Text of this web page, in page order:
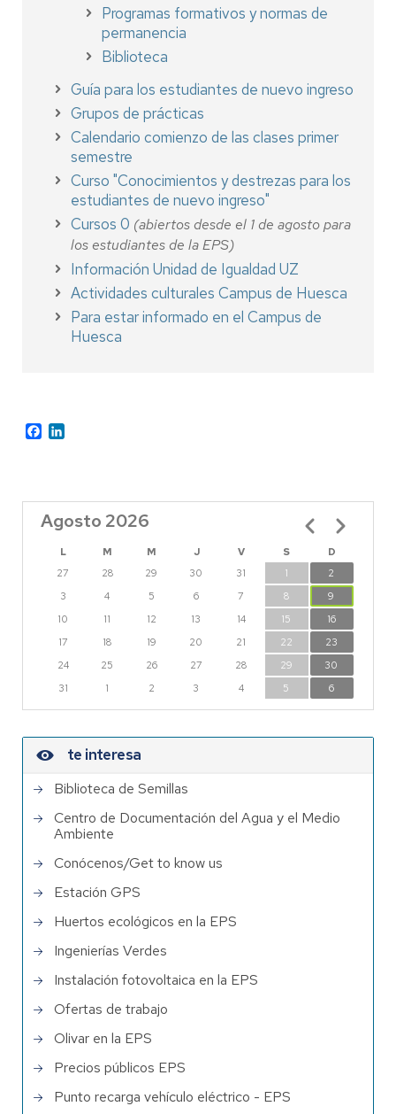
Programas formativos y normas de
permanencia
Biblioteca
Guía para los estudiantes de nuevo ingreso
Grupos de prácticas
Calendario comienzo de las clases primer
semestre
Curso "Conocimientos y destrezas para los
estudiantes de nuevo ingreso"
Cursos 0 (abiertos desde el 1 de agosto para
los estudiantes de la EPS)
Información Unidad de Igualdad UZ
Actividades culturales Campus de Huesca
Para estar informado en el Campus de
Huesca
Facebook
Agosto 2026
L M M J V S
D
27
28 29 30 31 1
2
3
4 5 6 7 8
9
10
11 12 13 14 15
16
17
18 19 20 21 22
23
24
25 26 27 28 29
30
31
1 2 3 4 5 6
Paginación
te interesa
Biblioteca de Semillas
Centro de Documentación del Agua y el Medio
Ambiente
Conócenos/Get to know us
Estación GPS
Huertos ecológicos en la EPS
Ingenierías Verdes
Instalación fotovoltaica en la EPS
Ofertas de trabajo
Olivar en la EPS
Precios públicos EPS
Punto recarga vehículo eléctrico - EPS